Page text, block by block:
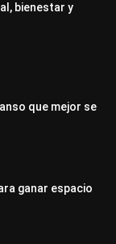
bienestar y
que mejor se
ganar espacio